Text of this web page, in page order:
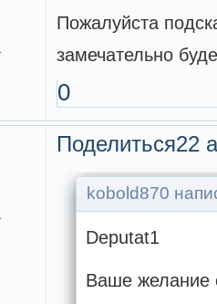
Пожалуйста
замечательно
0
Поделиться22
kobold870
Deputat1
Ваше